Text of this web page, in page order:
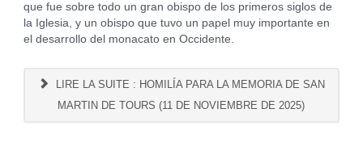
que fue sobre todo un gran obispo de los primeros siglos de
la Iglesia, y un obispo que tuvo un papel muy importante en
el desarrollo del monacato en Occidente.
LIRE LA SUITE : HOMILÍA PARA LA MEMORIA DE SAN
MARTIN DE TOURS (11 DE NOVIEMBRE DE 2025)